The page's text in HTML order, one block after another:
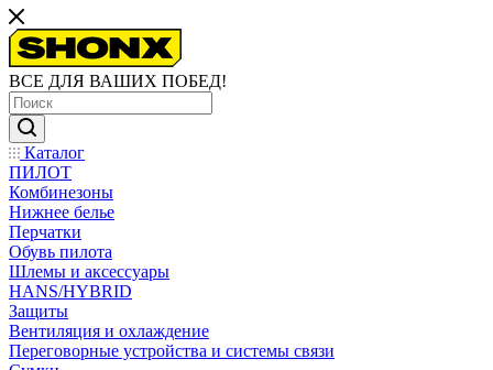
ВСЕ ДЛЯ ВАШИХ ПОБЕД!
Каталог
ПИЛОТ
Комбинезоны
Нижнее белье
Перчатки
Обувь пилота
Шлемы и аксессуары
HANS/HYBRID
Защиты
Вентиляция и охлаждение
Переговорные устройства и системы связи